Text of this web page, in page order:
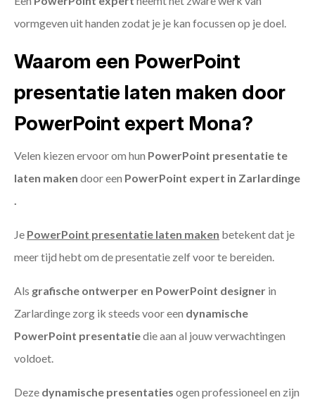
vormgeven uit handen zodat je je kan focussen op je doel.
Waarom een PowerPoint
presentatie laten maken door
PowerPoint expert Mona?
Velen kiezen ervoor om hun PowerPoint presentatie te
laten maken door een PowerPoint expert in Zarlardinge
.
Je PowerPoint presentatie laten maken betekent dat je
meer tijd hebt om de presentatie zelf voor te bereiden.
Als grafische ontwerper en PowerPoint designer in
Zarlardinge zorg ik steeds voor een dynamische
PowerPoint presentatiedie aan al jouw verwachtingen
voldoet.
Deze dynamische presentaties ogen professioneel en zijn